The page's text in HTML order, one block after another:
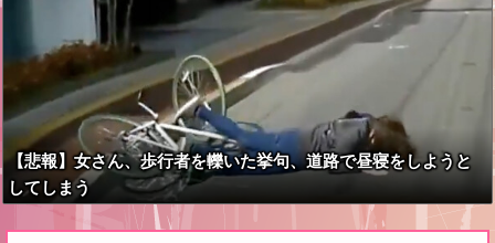
【悲報】女さん、歩行者を轢いた挙句、道路で昼寝をしようと
してしまう